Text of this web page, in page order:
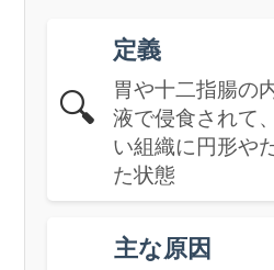
🔍
定義
胃や十二指腸の
液で侵食されて
い組織に円形や
た状態
主な原因